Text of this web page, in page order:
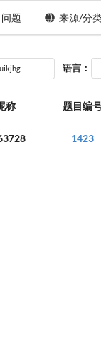
问题 来源/分
语言：
称 题目编
1423